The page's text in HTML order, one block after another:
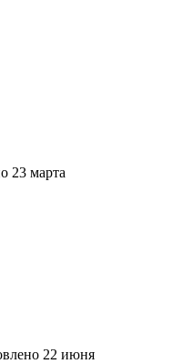
23 марта
22 июня